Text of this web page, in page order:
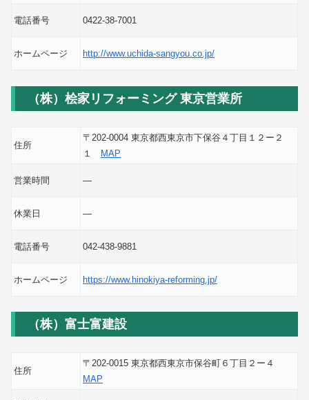
電話番号 0422-38-7001
ホームページ http://www.uchida-sangyou.co.jp/
（株）桧家リフォーミング 東京営業所
住所
〒202-0004 東京都西東京市下保谷４丁目１２ー２
１ MAP
営業時間 ―
休業日 ―
電話番号 042-438-9881
ホームページ https://www.hinokiya-reforming.jp/
（株）富士富建設
住所
〒202-0015 東京都西東京市保谷町６丁目２ー４
MAP